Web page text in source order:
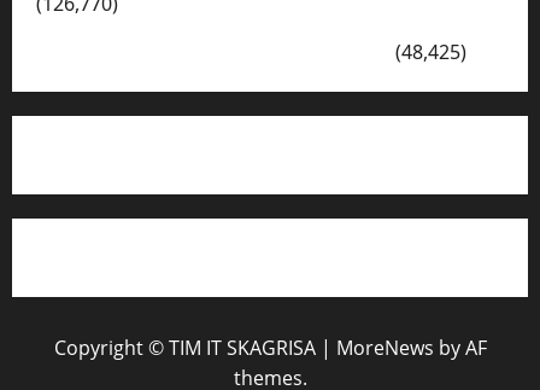
(48,425)
Copyright © TIM IT SKAGRISA | MoreNews by AF
themes.